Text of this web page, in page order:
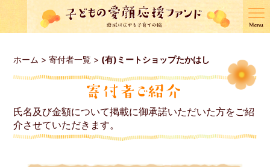
ホーム >寄付者一覧 > (有)ミートショップたかはし
氏名及び金額について掲載に御承諾いただいた方をご紹
介させていただきます。